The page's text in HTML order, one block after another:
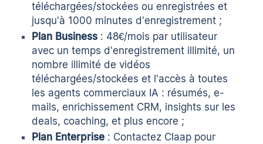
téléchargées/stockées ou enregistrées et
jusqu'à 1000 minutes d'enregistrement ;
Plan Business : 48€/mois par utilisateur
avec un temps d'enregistrement illimité, un
nombre illimité de vidéos
téléchargées/stockées et l'accès à toutes
les agents commerciaux IA : résumés, e-
mails, enrichissement CRM, insights sur les
deals, coaching, et plus encore ;
Plan Enterprise : Contactez Claap pour